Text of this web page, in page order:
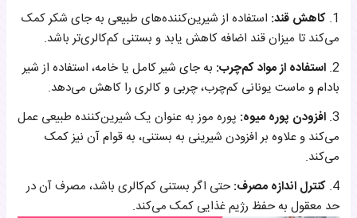
1. کاهش قند: استفاده از شیرین‌کننده‌های طبیعی به جای شکر کمک
می‌کند تا میزان قند اضافه کاهش یابد و بستنی کم‌کالری‌تر باشد.
2. استفاده از مواد کم‌چرب: به جای شیر کامل یا خامه، استفاده از شیر
بادام و ماست یونانی کم‌چرب، چربی و کالری را کاهش می‌دهد.
3. افزودن پوره میوه: پوره موز به عنوان یک شیرین‌کننده طبیعی عمل
می‌کند و علاوه بر افزودن شیرینی به بستنی، به قوام آن نیز کمک
می‌کند.
4. کنترل اندازه مصرف: حتی اگر بستنی کم‌کالری باشد، مصرف آن در
حد معقول به حفظ رژیم غذایی کمک می‌کند.